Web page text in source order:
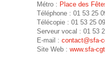
Métro : Place des
Téléphone : 01 53 25
Télécopie : 01 53 25
Serveur vocal : 01 53
E-mail :contact@sfa-
Site Web :www.sfa-